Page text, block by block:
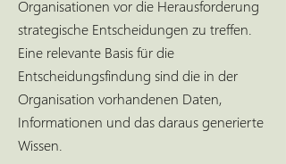
Organisationen vor die Herausforderung
strategische Entscheidungen zu treffen.
Eine relevante Basis für die
Entscheidungsfindung sind die in der
Organisation vorhandenen Daten,
Informationen und das daraus generierte
Wissen.